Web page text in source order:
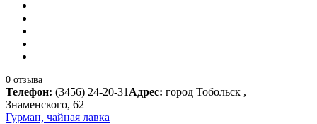
0 отзыва
Телефон: (3456) 24-20-31 Адрес: город Тобольск ,
Знаменского, 62
Гурман, чайная лавка